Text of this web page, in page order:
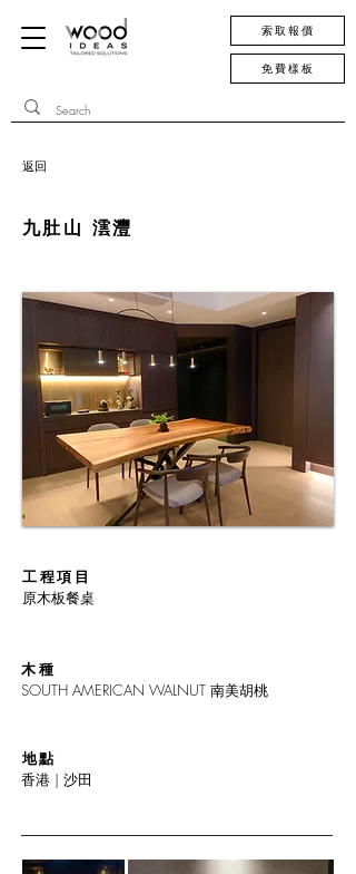
索取報價
免費樣板
返回
九肚山 澐灃
工程項目
原木板餐桌
木種
SOUTH AMERICAN WALNUT 南美胡桃
地點
香港 | 沙田